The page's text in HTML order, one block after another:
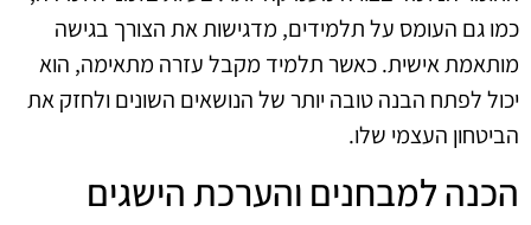
כמו גם העומס על תלמידים, מדגישות את הצורך בגישה
מותאמת אישית. כאשר תלמיד מקבל עזרה מתאימה, הוא
יכול לפתח הבנה טובה יותר של הנושאים השונים ולחזק את
הביטחון העצמי שלו.
הכנה למבחנים והערכת הישגים